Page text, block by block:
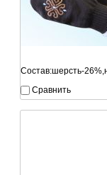
Cостав:шерсть-
Сравнить